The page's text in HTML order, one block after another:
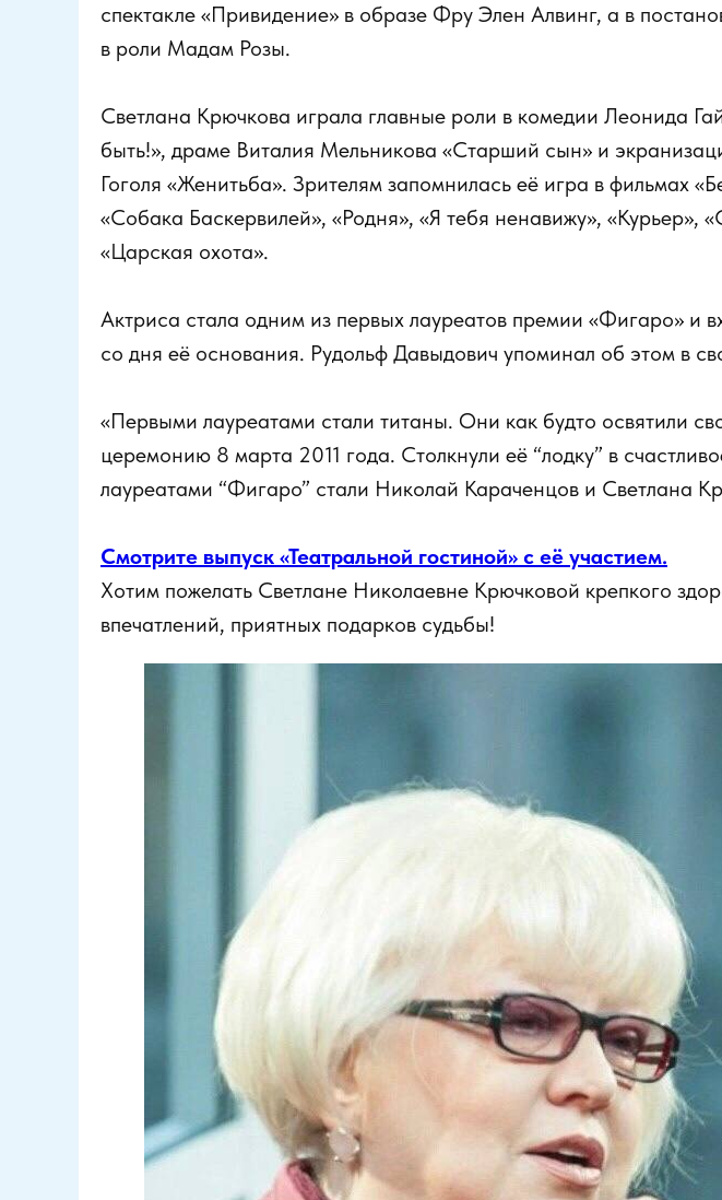
спектакле «Привидение» в образе Фру Элен Алвинг, а в
в роли Мадам Розы.
Светлана Крючкова играла главные роли в комедии Леонида
быть!», драме Виталия Мельникова «Старший сын» и
Гоголя «Женитьба». Зрителям запомнилась её игра в фильмах
«Собака Баскервилей», «Родня», «Я тебя ненавижу», «Курьер»,
«Царская охота».
Актриса стала одним из первых лауреатов премии «Фигаро» и
со дня её основания. Рудольф Давыдович упоминал об этом в
«Первыми лауреатами стали титаны. Они как будто освятили
церемонию 8 марта 2011 года. Столкнули её “лодку” в
лауреатами “Фигаро” стали Николай Караченцов и Светлана
Смотрите выпуск «Театральной гостиной» с её участием.
Хотим пожелать Светлане Николаевне Крючковой крепкого
впечатлений, приятных подарков судьбы!